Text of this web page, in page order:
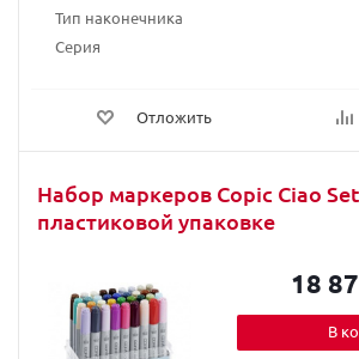
Тип наконечника
Серия
Отложить
Набор маркеров Copic Ciao
пластиковой упаковке
18
В